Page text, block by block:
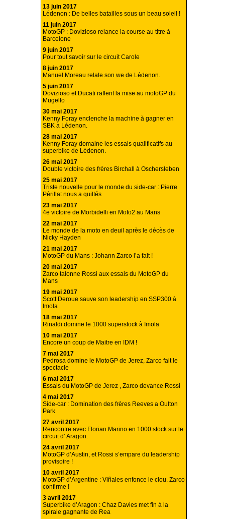
13 juin 2017
Lédenon : De belles batailles sous un beau soleil !
11 juin 2017
MotoGP : Dovizioso relance la course au titre à
Barcelone
9 juin 2017
Pour tout savoir sur le circuit Carole
8 juin 2017
Manuel Moreau relate son we de Lédenon.
5 juin 2017
Dovizioso et Ducati raflent la mise au motoGP du
Mugello
30 mai 2017
Kenny Foray enclenche la machine à gagner en
SBK à Lédenon.
28 mai 2017
Kenny Foray domaine les essais qualificatifs au
superbike de Lédenon.
26 mai 2017
Double victoire des frères Birchall à Oschersleben
25 mai 2017
Triste nouvelle pour le monde du side-car : Pierre
Périllat nous a quittés
23 mai 2017
4e victoire de Morbidelli en Moto2 au Mans
22 mai 2017
Le monde de la moto en deuil après le décès de
Nicky Hayden
21 mai 2017
MotoGP du Mans : Johann Zarco l’a fait !
20 mai 2017
Zarco talonne Rossi aux essais du MotoGP du
Mans
19 mai 2017
Scott Deroue sauve son leadership en SSP300 à
Imola
18 mai 2017
Rinaldi domine le 1000 superstock à Imola
10 mai 2017
Encore un coup de Maitre en IDM !
7 mai 2017
Pedrosa domine le MotoGP de Jerez, Zarco fait le
spectacle
6 mai 2017
Essais du MotoGP de Jerez , Zarco devance Rossi
4 mai 2017
Side-car : Domination des frères Reeves a Oulton
Park
27 avril 2017
Rencontre avec Florian Marino en 1000 stock sur le
circuit d’ Aragon.
24 avril 2017
MotoGP d’Austin, et Rossi s’empare du leadership
provisoire !
10 avril 2017
MotoGP d’Argentine : Viñales enfonce le clou. Zarco
confirme !
3 avril 2017
Superbike d’Aragon : Chaz Davies met fin à la
spirale gagnante de Rea